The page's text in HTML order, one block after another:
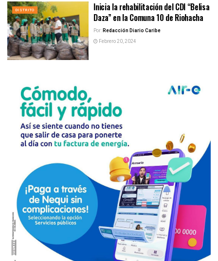
DISTRITO
Inicia la rehabilitación del CDI “Belisa
Daza” en la Comuna 10 de Riohacha
Por:Redacción Diario Caribe
Febrero 20, 2024